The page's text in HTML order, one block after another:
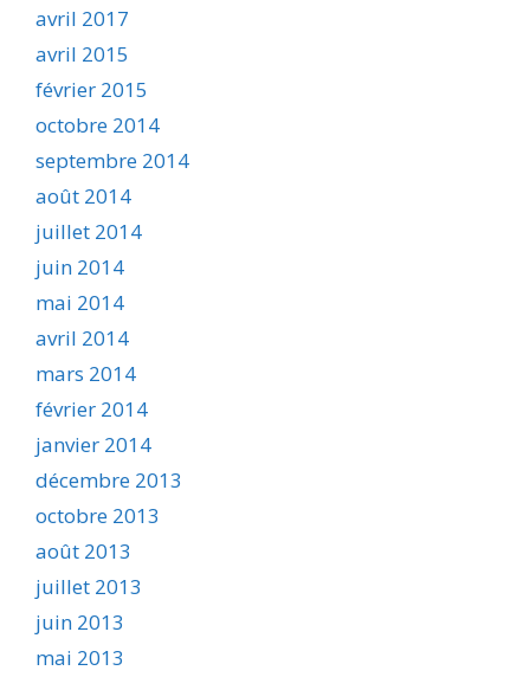
avril 2017
avril 2015
février 2015
octobre 2014
septembre 2014
août 2014
juillet 2014
juin 2014
mai 2014
avril 2014
mars 2014
février 2014
janvier 2014
décembre 2013
octobre 2013
août 2013
juillet 2013
juin 2013
mai 2013